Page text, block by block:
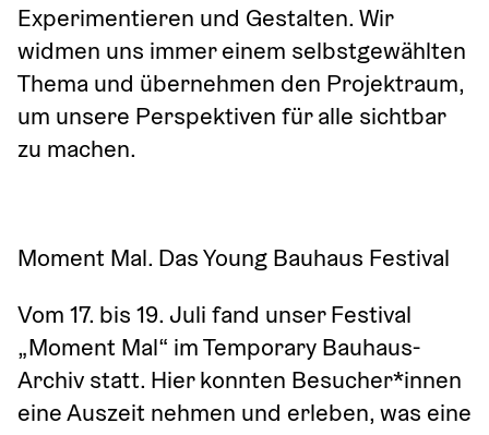
Experimentieren und Gestalten. Wir
widmen uns immer einem selbstgewählten
Thema und übernehmen den Projektraum,
um unsere Perspektiven für alle sichtbar
zu machen.
Moment Mal. Das Young Bauhaus Festival
Vom 17. bis 19. Juli fand unser Festival
„Moment Mal“ im Temporary Bauhaus-
Archiv statt. Hier konnten Besucher*innen
eine Auszeit nehmen und erleben, was eine